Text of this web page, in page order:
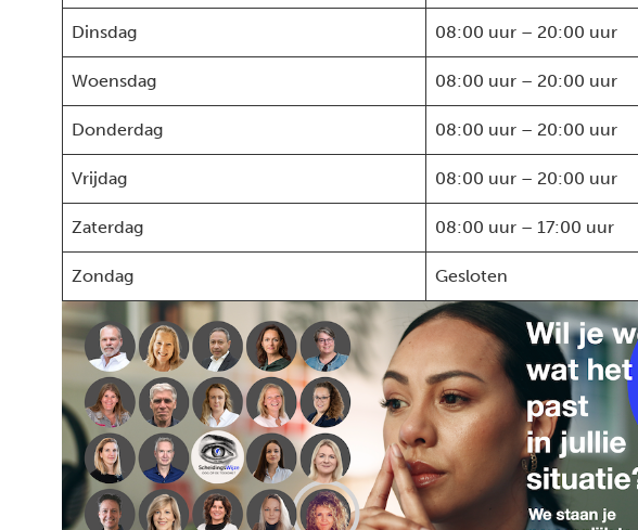
Dinsdag 08:00 uur – 20:00 uur
Woensdag 08:00 uur – 20:00 uur
Donderdag 08:00 uur – 20:00 uur
Vrijdag 08:00 uur – 20:00 uur
Zaterdag 08:00 uur – 17:00 uur
Zondag Gesloten